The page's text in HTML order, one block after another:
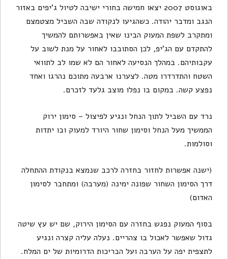
באוגוסט 2007 יצאו חמישה בחורי ישיבה לטיול ג'יפים באזור
הנגב ומדבר יהודה. כשהגיעו לנקודה שבה השביל מצטמצם
ומתקרב לשפת המעוק הבינו שאין באפשרותם להמשיך
להתקדם עם הג'יפ, לכן הסתובבו לאחור על מנת לשוב על
עקבותיהם. במהלך הנסיעה לאחור הם לא שמו לב לתוואי
השטח והתדרדרו מטה. לצערנו ארבעה מתוכם נהרגו ואחד
נפצע קשה. במקום בו נפלו מוצב גלעד לזכרם.
נרד עם השביל לתוך הנחל ונגיע לפיצול – סימון ירוק
הממשיך מעל הנחל וסימון שחור היורד למעוק ובו יתדות
וסולמות.
(ישנה אפשרות לחזור בחזרה לרכב שנמצא בנקודת ההתחלה
דרך הסימון השחור שפונה ימינה (מערבה) ומתחבר לסימון
האדום)
בסוף המעוק נפגש בחזרה עם הסימון הירוק, שם יש עץ שיטה
גדול שאפשר לאכול בו צהריים. נעלה עליה קצרה ונגיע
לתצפית יפה על הערבה ועל הבריכות הדרומיות של ים המלח.